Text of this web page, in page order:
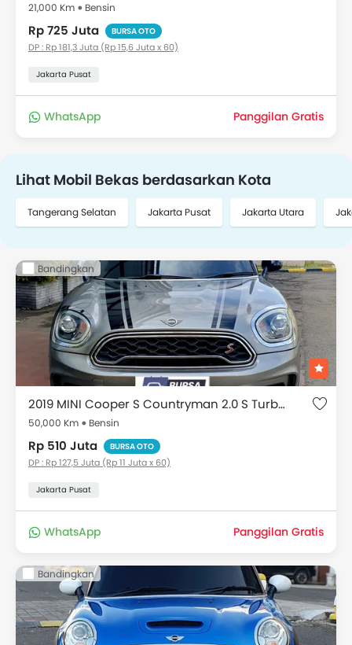
21,000 Km Bensin
Rp 725 Juta BURSA OTO
DP : Rp 181,3 Juta (Rp 15,6 Juta x 60)
Jakarta Pusat
WhatsApp Panggilan Gratis
Lihat Mobil Bekas berdasarkan Kota
Tangerang Selatan Jakarta Pusat Jakarta Utara
Bandingkan
2019 MINI Cooper S Countryman 2.0 S Turbo JCWC
50,000 Km Bensin
Rp 510 Juta BURSA OTO
DP : Rp 127,5 Juta (Rp 11 Juta x 60)
Jakarta Pusat
WhatsApp Panggilan Gratis
Bandingkan